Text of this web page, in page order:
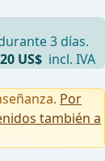
3 días.
US$ incl. IVA
Por
también a